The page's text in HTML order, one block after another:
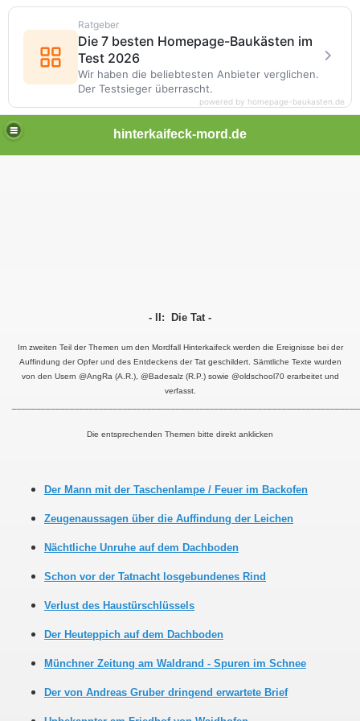
hinterkaifeck-mord.de
- II: Die Tat -
Im zweiten Teil der Themen um den Mordfall Hinterkaifeck werden die Ereignisse bei der
Auffindung der Opfer und des Entdeckens der Tat geschildert. Sämtliche Texte wurden
von den Usern @AngRa (A.R.), @Badesalz (R.P.) sowie @oldschool70 erarbeitet und
verfasst.
Die entsprechenden Themen bitte direkt anklicken
Der Mann mit der Taschenlampe / Feuer im Backofen
Zeugenaussagen über die Auffindung der Leichen
Nächtliche Unruhe auf dem Dachboden
Schon vor der Tatnacht losgebundenes Rind
Verlust des Haustürschlüssels
Der Heuteppich auf dem Dachboden
Münchner Zeitung am Waldrand - Spuren im Schnee
Der von Andreas Gruber dringend erwartete Brief
Ratgeber
Die 7 besten Homepage-Baukästen im
Test 2026
Wir haben die beliebtesten Anbieter verglichen.
Der Testsieger überrascht.
powered by homepage-baukasten.de